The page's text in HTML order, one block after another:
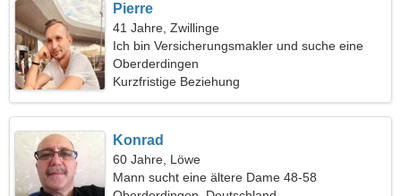
Pierre
41 Jahre, Zwillinge
Ich bin Versicherungsmakler und suche eine
schöne Frau
Oberderdingen
Kurzfristige Beziehung
Konrad
60 Jahre, Löwe
Mann sucht eine ältere Dame 48-58